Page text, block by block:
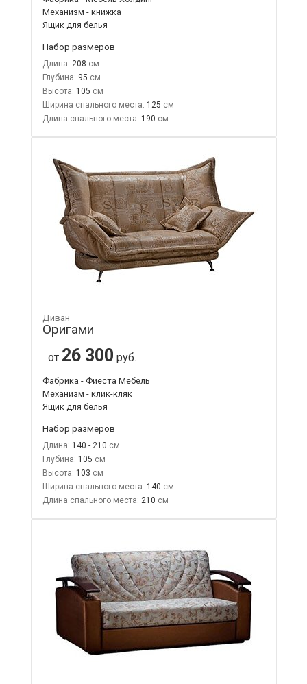
Механизм - книжка
Ящик для белья
Набор размеров
Длина: 208
Глубина: 95
Высота: 105
Ширина спального места: 125
Длина спального места: 190
Диван
Оригами
от 26 300 руб.
Фабрика - Фиеста Мебель
Механизм - клик-кляк
Ящик для белья
Набор размеров
Длина: 140 - 210
Глубина: 105
Высота: 103
Ширина спального места: 140
Длина спального места: 210